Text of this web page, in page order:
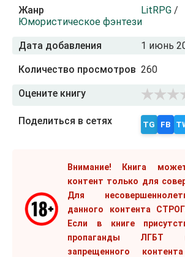
Жанр LitRPG /
Юмористическое фэнтези
Дата добавления 1 июнь
Количество просмотров 260
Оцените книгу
Поделиться в сетях TG FB
Внимание! Книга
контент только для
Для
данного контента
Если в книге
пропаганды ЛГБТ
запрещенного